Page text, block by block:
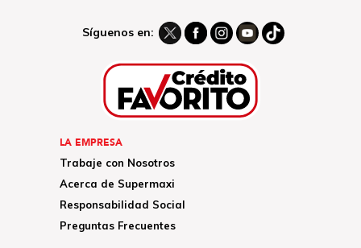
Síguenos en:
LA EMPRESA
Trabaje con Nosotros
Acerca de Supermaxi
Responsabilidad Social
Preguntas Frecuentes